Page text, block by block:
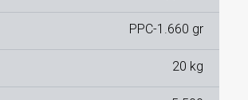
PPC-1.660 gr
20 kg